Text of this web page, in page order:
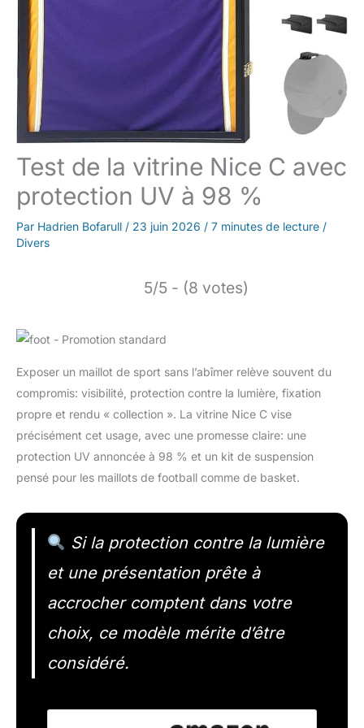
Test de la vitrine Nice C avec
protection UV à 98 %
Par Hadrien Bofarull / 23 juin 2026 / 7 minutes de lecture /
Divers
5/5 - (8 votes)
Exposer un maillot de sport sans l’abîmer relève souvent du
compromis: visibilité, protection contre la lumière, fixation
propre et rendu « collection ». La vitrine Nice C vise
précisément cet usage, avec une promesse claire: une
protection UV annoncée à 98 % et un kit de suspension
pensé pour les maillots de football comme de basket.
Si la protection contre la lumière
et une présentation prête à
accrocher comptent dans votre
choix, ce modèle mérite d’être
considéré.